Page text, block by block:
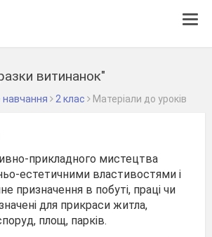
витинанок"
навчання 2 клас Матеріали до уроків
прикладного мистецтва
естетичними властивостями і
призначення в побуті, праці чи
для прикраси житла,
площ, парків.